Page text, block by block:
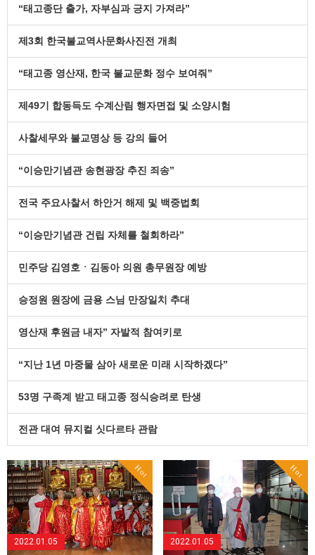
“태고종단 출가, 자부심과 긍지 가져라”
제3회 한국불교역사문화사진전 개최
“태고종 영산재, 한국 불교문화 정수 보여줘”
제49기 합동득도 수계산림 행자면접 및 소양시험
사찰세무와 불교명상 등 강의 들어
“이승만기념관 송현광장 추진 죄송”
전국 주요사찰서 하안거 해제 및 백중법회
“이승만기념관 건립 자체를 철회하라”
민주당 김영호ㆍ김동아 의원 총무원장 예방
승정원 원장에 금용 스님 만장일치 추대
영산재 후원금 내자” 자발적 참여키로
“지난 1년 마중물 삼아 새로운 미래 시작하겠다”
53명 구족계 받고 태고종 정식승려로 탄생
전관 대여 뮤지컬 싯다르타 관람
Hot
2022.01.05
Hot
2022.01.05